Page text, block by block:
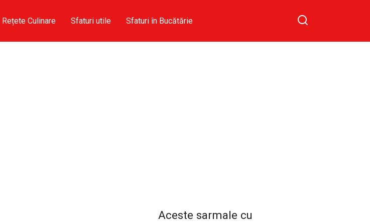
Rețete Culinare Sfaturi utile Sfaturi în Bucătărie
Aceste sarmale cu